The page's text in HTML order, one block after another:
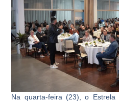
Na quarta-feira (23), o Estrela